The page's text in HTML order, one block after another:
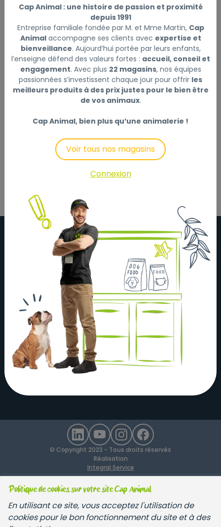
Politique de cookies sur votre site Cap Animal.
En utilisant ce site, vous acceptez l'utilisation de
cookies pour le bon fonctionnement du site et à des
ORI Panier Snug Silver Spoon 70x55cm Lire la suite
Choisir mon magasin Sélectionner
Livraison à domicile (offerte dès
69€) :
Non disponible en ligne
Laisser un avis
À propos
Actualités
Nos magasins
Nos partenaires
Nous contacter
Mentions légales
Recrutement
© Copyright 2023 - Tous droits réservés
Réalisation
Integral Service
Cap Animal : une histoire de passion et proximité
depuis 1991
Entreprise familiale fondée par M. et Mme Martin, Cap
Animalaccompagne ses clients avec expertise et
bienveillance. Aujourd’hui portée par leurs enfants,
l’enseigne défend des valeurs fortes : accueil, conseil et
engagement. Avec plus 22 magasins, nos équipes
passionnées s’investissent chaque jour pour offrir les
meilleurs produits à des prix justes pour le bien être
de vos animaux.
Cap Animal, bien plus qu’une animalerie !
Voir tous nos magasins
Connexion